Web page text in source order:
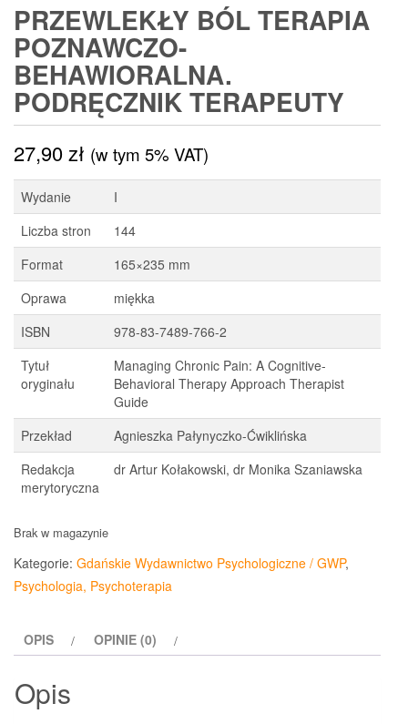
PRZEWLEKŁY BÓL TERAPIA
POZNAWCZO-
BEHAWIORALNA.
PODRĘCZNIK TERAPEUTY
27,90zł (w tym 5% VAT)
Wydanie
I
Liczba stron
144
Format
165×235 mm
Oprawa
miękka
ISBN
978-83-7489-766-2
Tytuł
oryginału
Managing Chronic Pain: A Cognitive-
Behavioral Therapy Approach Therapist
Guide
Przekład
Agnieszka Pałynyczko-Ćwiklińska
Redakcja
merytoryczna
dr Artur Kołakowski, dr Monika Szaniawska
Brak w magazynie
Kategorie: Gdańskie Wydawnictwo Psychologiczne / GWP,
Psychologia, Psychoterapia
OPIS OPINIE (0)
Opis